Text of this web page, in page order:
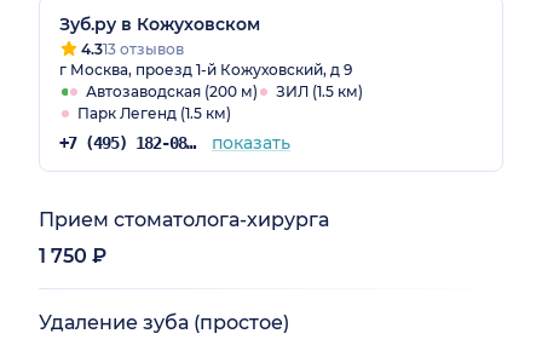
Зуб.ру в Кожуховском
4.313 отзывов
г Москва, проезд 1-й Кожуховский, д 9
Автозаводская (200 м)
ЗИЛ (1.5 км)
Парк Легенд (1.5 км)
+7 (495) 182-08-75 показать
Прием стоматолога-хирурга
1 750 ₽
Удаление зуба (простое)